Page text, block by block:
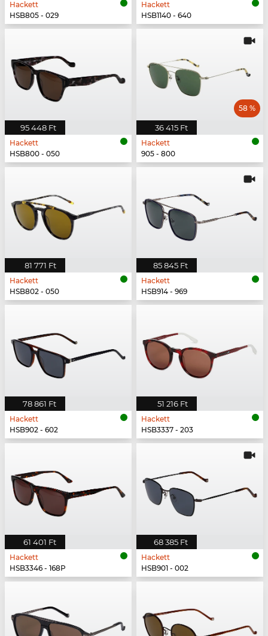
Hackett
HSB805 - 029
Hackett
HSB1140 - 640
95 448 Ft
Hackett
HSB800 - 050
36 415 Ft
58 %
Hackett
905 - 800
81 771 Ft
Hackett
HSB802 - 050
85 845 Ft
Hackett
HSB914 - 969
78 861 Ft
Hackett
HSB902 - 602
51 216 Ft
Hackett
HSB3337 - 203
61 401 Ft
Hackett
HSB3346 - 168P
68 385 Ft
Hackett
HSB901 - 002